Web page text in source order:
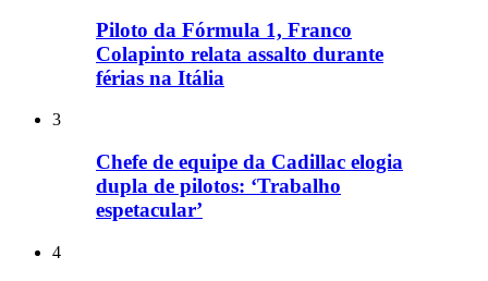
Piloto da Fórmula 1, Franco
Colapinto relata assalto durante
férias na Itália
3
Chefe de equipe da Cadillac elogia
dupla de pilotos: ‘Trabalho
espetacular’
4